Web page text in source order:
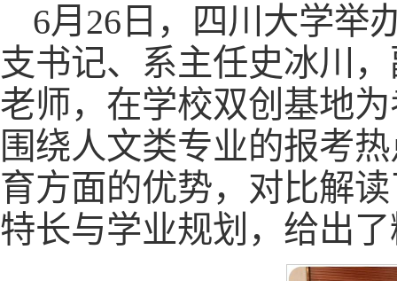
6月26日，四川大学举
支书记、系主任史冰川
老师，在学校双创基地
围绕人文类专业的报考
育方面的优势，对比解
特长与学业规划，给出